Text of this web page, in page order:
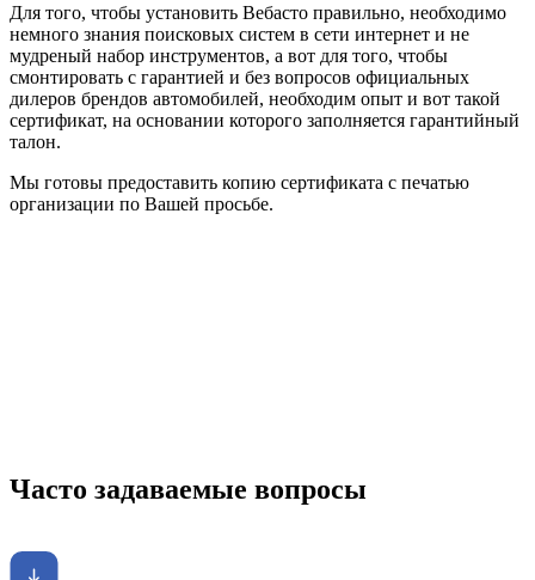
Для того, чтобы установить Вебасто правильно, необходимо
немного знания поисковых систем в сети интернет и не
мудреный набор инструментов, а вот для того, чтобы
смонтировать с гарантией и без вопросов официальных
дилеров брендов автомобилей, необходим опыт и вот такой
сертификат, на основании которого заполняется гарантийный
талон.
Мы готовы предоставить копию сертификата с печатью
организации по Вашей просьбе.
Часто задаваемые вопросы